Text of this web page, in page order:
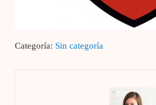
Categoría: Sin categoría